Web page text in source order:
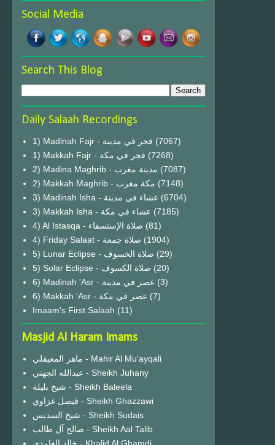
Social Media
Search This Blog
Daily Salaah Recordings
1) Madinah Fajr - فجر في مدينة (7067)
1) Makkah Fajr - فجر في مكة (7268)
2) Madina Maghrib - مدينة مغرب (7087)
2) Makkah Maghrib - مكة مغرب (7148)
3) Madinah Isha - عشاء في مدينة (6704)
3) Makkah Isha - عشاء في مكة (7185)
4) Al Istasqa - صلاة الإستسقاء (81)
4) Friday Salaat - صلاة جمعة (1904)
5) Lunar Eclipse - صلاة الخسوف (29)
(20)
6) Madinah 'Asr - عصر في مدينة (3)
6) Makkah 'Asr - عصر في مكة (7)
Imaam's First Salaah (11)
Masjid Al Haram Imams
ماهر المعيقلي - Mahir Al Mu'ayqali
عبدالله الجهني - Sheikh Juhany
شيخ بليلة - Sheikh Baleela
فيصل غزاوي - Sheikh Ghazzawi
شيخ السديس - Sheikh Sudais
صالح آل طالب - Sheikh Aal Talib
خالد الغامدي - Khalid Al Ghamdi